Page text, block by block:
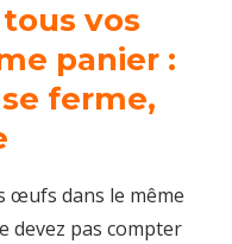
vos
panier :
ferme,
œufs dans le même
devez pas compter